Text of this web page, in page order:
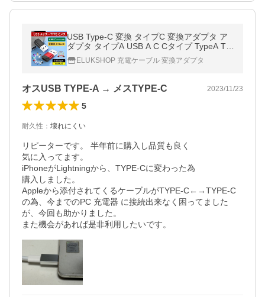
USB Type-C 変換 タイプC 変換アダプタ ア
ダプタ タイプA USB A C Cタイプ TypeA Ty
peC USB-A USB-C
ELUKSHOP 充電ケーブル 変換アダプタ
オスUSB TYPE-A → メスTYPE-C 2023/11/23
5
耐久性 ： 壊れにくい
リピーターです。 半年前に購入し品質も良く
気に入ってます。
iPhoneがLightningから、TYPE-Cに変わった為
購入しました。
Appleから添付されてくるケーブルがTYPE-C←→TYPE-C
の為、今までのPC 充電器 に接続出来なく困ってました
が、今回も助かりました。
また機会があれば是非利用したいです。